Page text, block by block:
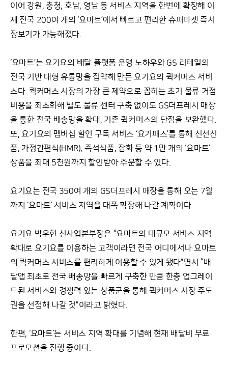
이어 강원, 충청, 호남, 영남 등 서비스 지역을 한번에 확장해 이
제 전국 200여 개의 ‘요마트’에서 빠르고 편리한 슈퍼마켓 즉시
장보기가 가능해졌다.
‘요마트’는 요기요의 배달 플랫폼 운영 노하우와 GS 리테일의
전국 기반 대형 유통망을 집약해 만든 요기요의 퀵커머스 서비
스다. 퀵커머스 시장의 가장 큰 제약으로 꼽히는 초기 물류 거점
비용을 최소화해 별도 물류 센터 구축 없이도 GS더프레시 매장
을 통한 전국 배송망을 확대, 기존 퀵커머스의 단점을 보완했다.
또, 요기요의 멤버십 할인 구독 서비스 ‘요기패스’를 통해 신선신
품, 가정간편식(HMR), 즉석식품, 잡화 등 약 1만 개의 ‘요마트’
상품을 최대 5천원까지 할인받아 주문할 수 있다.
요기요는 전국 350여 개의 GS더프레시 매장을 통해 오는 7월
까지 ‘요마트’ 서비스 지역을 대폭 확장해 나갈 계획이다.
요기요 박우현 신사업본부장은 “요마트의 대규모 서비스 지역
확대로 요기요를 이용하는 고객이라면 전국 어디에서나 요마트
의 퀵커머스 서비스를 편리하게 이용할 수 있게 됐다”면서 “배
달앱 최초로 전국 배송망을 빠르게 구축한 만큼 한층 업그레이
드된 서비스와 경쟁력 있는 상품군을 통해 퀵커머스 시장 주도
권을 선점해 나갈 것”이라고 밝혔다.
한편, ‘요마트’는 서비스 지역 확대를 기념해 현재 배달비 무료
프로모션을 진행 중이다.